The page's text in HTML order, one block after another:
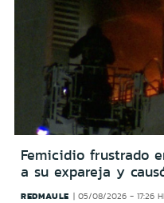
Femicidio frustrado
a su expareja y
REDMAULE 05/08/2026 - 17:26